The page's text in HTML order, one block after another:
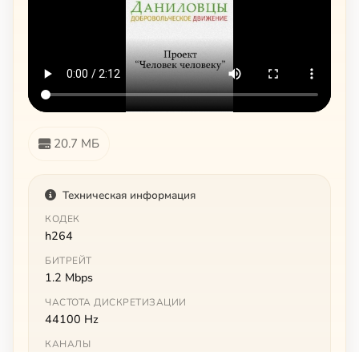
20.7 МБ
Техническая информация
КОДЕК
h264
БИТРЕЙТ
1.2 Mbps
ЧАСТОТА ДИСКРЕТИЗАЦИИ
44100 Hz
КАНАЛЫ